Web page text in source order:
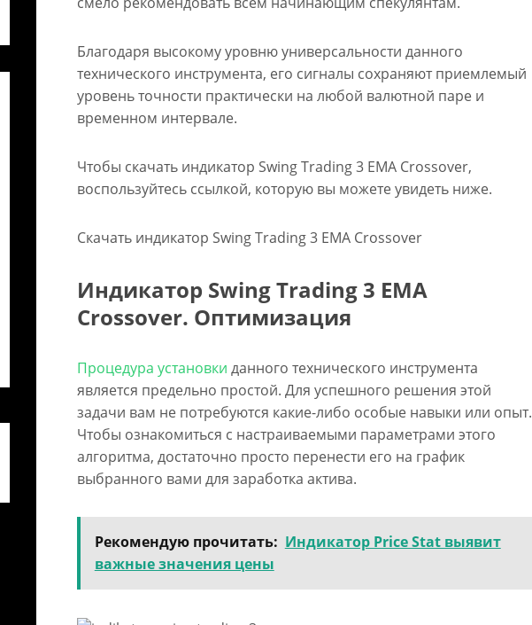
Благодаря высокому уровню универсальности данного
технического инструмента, его сигналы сохраняют приемлемый
уровень точности практически на любой валютной паре и
временном интервале.
Чтобы скачать индикатор Swing Trading 3 EMA Crossover,
воспользуйтесь ссылкой, которую вы можете увидеть ниже.
Скачать индикатор Swing Trading 3 EMA Crossover
Индикатор Swing Trading 3 EMA
Crossover. Оптимизация
Процедура установки данного технического инструмента
является предельно простой. Для успешного решения этой
задачи вам не потребуются какие-либо особые навыки или опыт.
Чтобы ознакомиться с настраиваемыми параметрами этого
алгоритма, достаточно просто перенести его на график
выбранного вами для заработка актива.
Рекомендую прочитать: Индикатор Price Stat выявит
важные значения цены